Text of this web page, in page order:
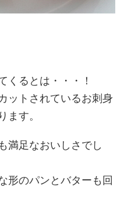
くるとは・・・！
ットされているお刺身
ます。
満足なおいしさでし
形のパンとバターも回